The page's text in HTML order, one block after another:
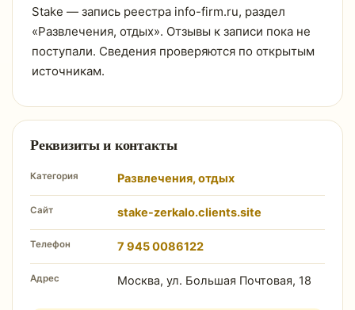
Stake — запись реестра info-firm.ru, раздел
«Развлечения, отдых». Отзывы к записи пока не
поступали. Сведения проверяются по открытым
источникам.
Реквизиты и контакты
Категория Развлечения, отдых
Сайт stake-zerkalo.clients.site
Телефон 7 945 0086122
Адрес Москва, ул. Большая Почтовая, 18